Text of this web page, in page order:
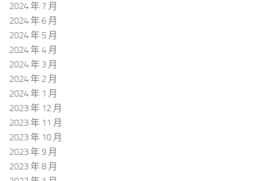
2024 年 7 月
2024 年 6 月
2024 年 5 月
2024 年 4 月
2024 年 3 月
2024 年 2 月
2024 年 1 月
2023 年 12 月
2023 年 11 月
2023 年 10 月
2023 年 9 月
2023 年 8 月